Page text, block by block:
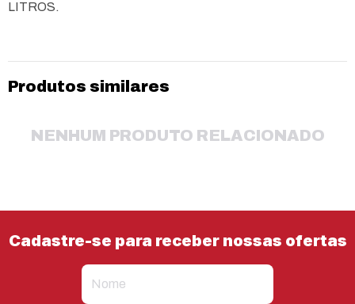
LITROS.
Produtos similares
NENHUM PRODUTO RELACIONADO
Cadastre-se para receber nossas ofertas